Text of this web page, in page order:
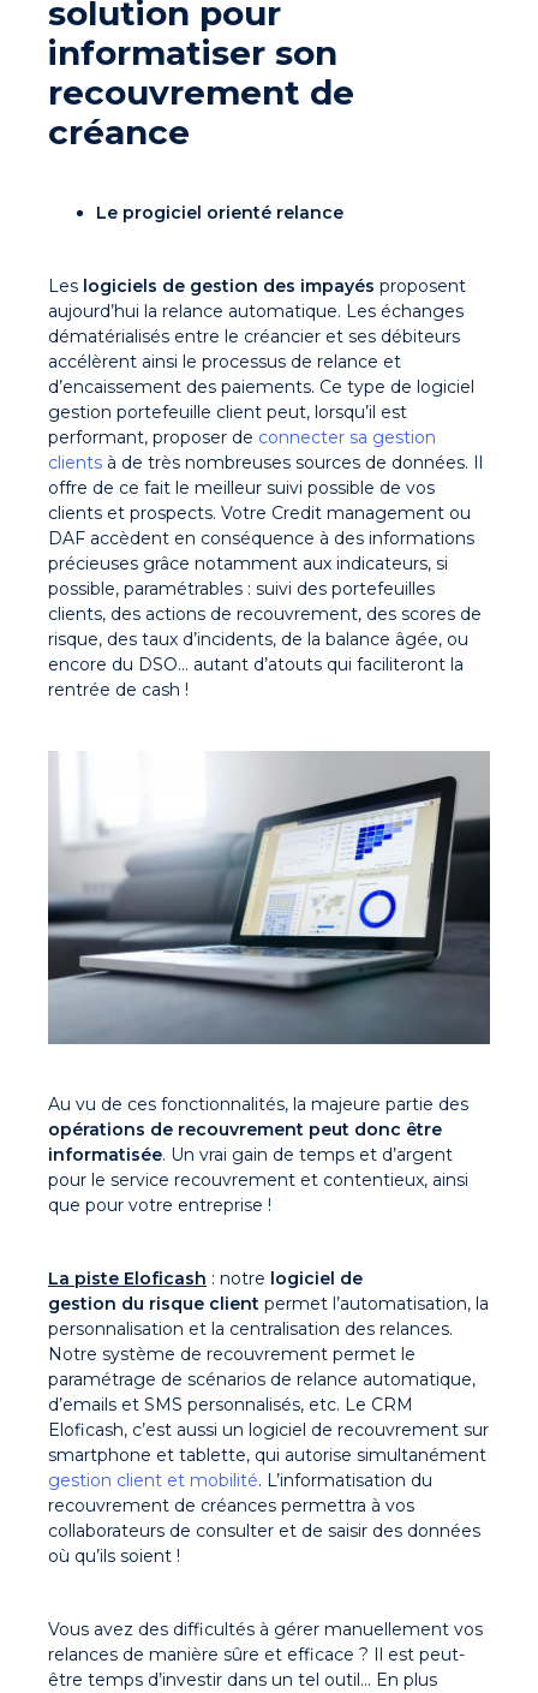
solution pour
informatiser son
recouvrement de
créance
Le progiciel orienté relance
Les logiciels de gestion des impayés proposent
aujourd’hui la relance automatique. Les échanges
dématérialisés entre le créancier et ses débiteurs
accélèrent ainsi le processus de relance et
d’encaissement des paiements. Ce type de logiciel
gestion portefeuille client peut, lorsqu’il est
performant, proposer de connecter sa gestion
clients à de très nombreuses sources de données. Il
offre de ce fait le meilleur suivi possible de vos
clients et prospects. Votre Credit management ou
DAF accèdent en conséquence à des informations
précieuses grâce notamment aux indicateurs, si
possible, paramétrables : suivi des portefeuilles
clients, des actions de recouvrement, des scores de
risque, des taux d’incidents, de la balance âgée, ou
encore du DSO… autant d’atouts qui faciliteront la
rentrée de cash !
Au vu de ces fonctionnalités, la majeure partie des
opérations de recouvrement peut donc être
informatisée. Un vrai gain de temps et d’argent
pour le service recouvrement et contentieux, ainsi
que pour votre entreprise !
La piste Eloficash : notre logiciel de
gestion du risque client permet l’automatisation, la
personnalisation et la centralisation des relances.
Notre système de recouvrement permet le
paramétrage de scénarios de relance automatique,
d’emails et SMS personnalisés, etc. Le CRM
Eloficash, c’est aussi un logiciel de recouvrement sur
smartphone et tablette, qui autorise simultanément
gestion client et mobilité. L’informatisation du
recouvrement de créances permettra à vos
collaborateurs de consulter et de saisir des données
où qu’ils soient !
Vous avez des difficultés à gérer manuellement vos
relances de manière sûre et efficace ? Il est peut-
être temps d’investir dans un tel outil… En plus